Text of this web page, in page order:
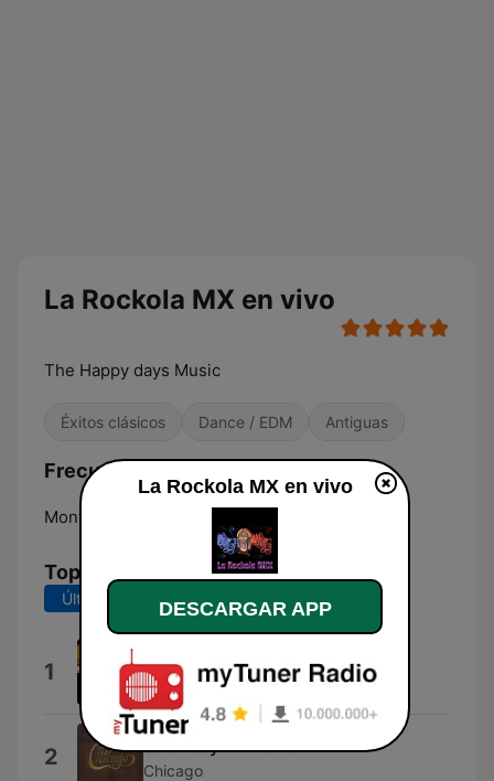
La Rockola MX en vivo
The Happy days Music
Éxitos clásicos Dance / EDM Antiguas
Frecuencias La Rockola MX:
Monterrey:
Top Canciones
Últimos 7 días Últimos 30 días
1 It Must Have Been Love
Roxette
2 Saturday In the Park
Chicago
La Rockola MX en vivo
DESCARGAR APP